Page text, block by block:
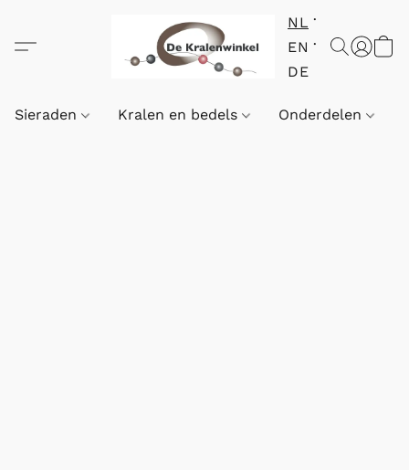
NL
EN
DE
Sieraden Kralen en bedels Onderdelen